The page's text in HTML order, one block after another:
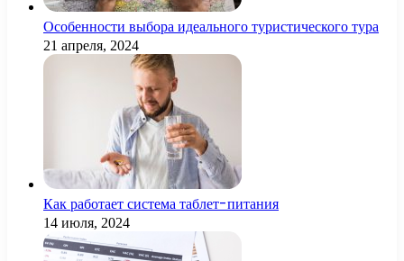
Особенности выбора идеального туристического тура
21 апреля, 2024
Как работает система таблет-питания
14 июля, 2024